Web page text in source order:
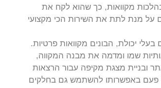
מקוואות, כך שהוא לקח את
על מנת לתת את השירות הכי מקצועי
יכולת, הבונים מקוואות פרטיות.
שמו ומדמה את מבנה המקווה,
ובניית מצגת מקיפה עבור הרצאות
פעם באפשרותו להשתמש גם בחלקים